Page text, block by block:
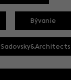
Bývanie
Sadovsky&Architects